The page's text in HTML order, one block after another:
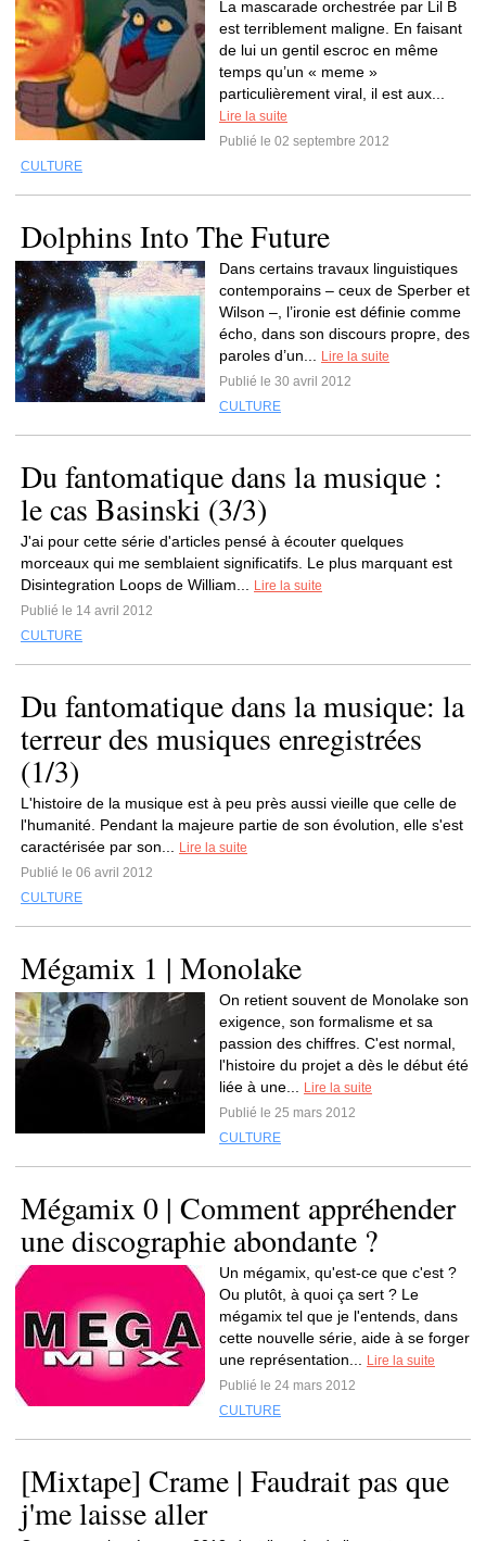
La mascarade orchestrée par Lil B
est terriblement maligne. En faisant
de lui un gentil escroc en même
temps qu’un « meme »
particulièrement viral, il est aux...
Lire la suite
Publié le 02 septembre 2012
CULTURE
Dolphins Into The Future
Dans certains travaux linguistiques
contemporains – ceux de Sperber et
Wilson –, l’ironie est définie comme
écho, dans son discours propre, des
paroles d’un...
Lire la suite
Publié le 30 avril 2012
CULTURE
Du fantomatique dans la musique :
le cas Basinski (3/3)
J'ai pour cette série d'articles pensé à écouter quelques
morceaux qui me semblaient significatifs. Le plus marquant est
Disintegration Loops de William...
Lire la suite
Publié le 14 avril 2012
CULTURE
Du fantomatique dans la musique: la
terreur des musiques enregistrées
(1/3)
L'histoire de la musique est à peu près aussi vieille que celle de
l'humanité. Pendant la majeure partie de son évolution, elle s'est
caractérisée par son...
Lire la suite
Publié le 06 avril 2012
CULTURE
Mégamix 1 | Monolake
On retient souvent de Monolake son
exigence, son formalisme et sa
passion des chiffres. C'est normal,
l'histoire du projet a dès le début été
liée à une...
Lire la suite
Publié le 25 mars 2012
CULTURE
Mégamix 0 | Comment appréhender
une discographie abondante ?
Un mégamix, qu'est-ce que c'est ?
Ou plutôt, à quoi ça sert ? Le
mégamix tel que je l'entends, dans
cette nouvelle série, aide à se forger
une représentation...
Lire la suite
Publié le 24 mars 2012
CULTURE
[Mixtape] Crame | Faudrait pas que
j'me laisse aller